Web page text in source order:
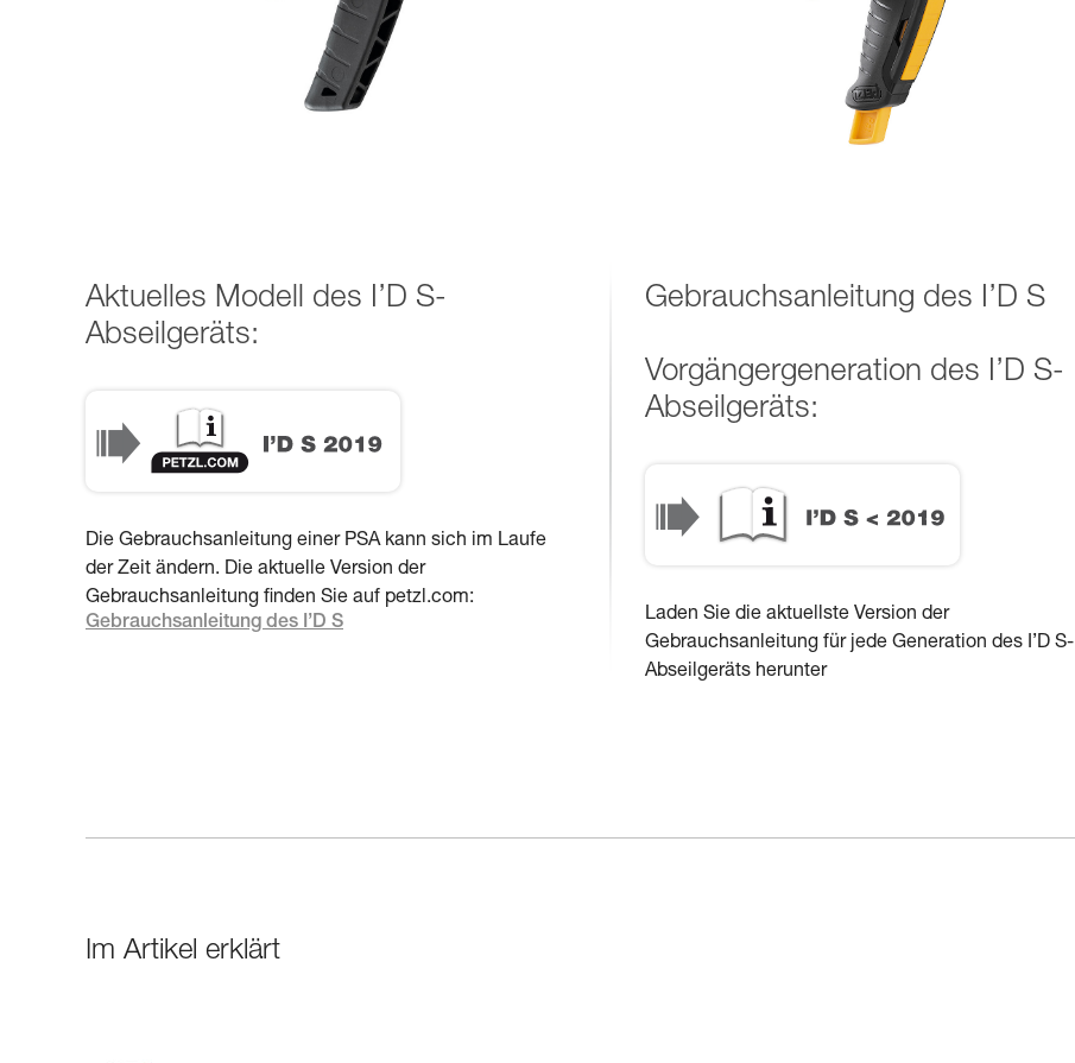
Aktuelles Modell des I’D S-
Abseilgeräts:
Die Gebrauchsanleitung einer PSA kann sich im Laufe
der Zeit ändern. Die aktuelle Version der
Gebrauchsanleitung finden Sie auf petzl.com:
Gebrauchsanleitung des I’D S
Gebrauchsanleitung des I’D S
Vorgängergeneration des I’D S-
Abseilgeräts:
Laden Sie die aktuellste Version der
Gebrauchsanleitung für jede Generation des I’D S-
Abseilgeräts herunter
Im Artikel erklärt